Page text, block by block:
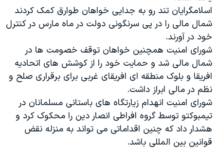
صفحه‌های ویژه
سفر پرزیدنت ترامپ به چین
اسلامگرایان تند رو به جدایی خواهان طوارق کمک کردند
شمال مالی را در پی سرنگونی دولت در ماه مارس در کنترل
خود در آورند.
شورای امنیت همچنین خواهان توقف خصومت ها در
شمال مالی شد و حمایت خود را از کوشش های اتحادیه
افریقا و بلوک منطقه ای افریقای غربی برای برقراری صلح و
نظم در مالی ابراز داشت.
شورای امنیت انهدام زیارتگاه های باستانی مسلمانان در
تیمبوکتو توسط گروه افراطی انصار دین را محکوک کرد و
هشدار داد که چنین اقداماتی می تواند به منزله نقض
قوانین بین المللی باشد.